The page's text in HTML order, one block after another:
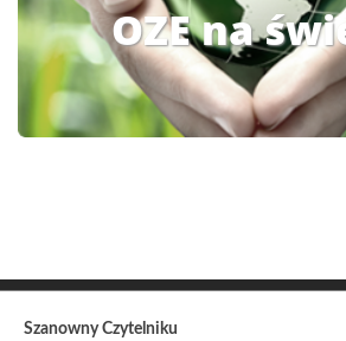
OZE na
Szanowny Czytelniku